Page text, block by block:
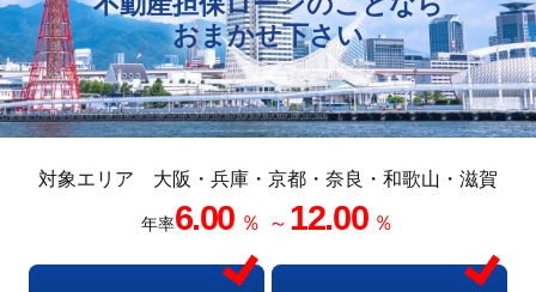
お電話でのお問い合わせはこちら
0120-131215
おまかせ下さい
対象エリア 大阪・兵庫・京都・奈良・和歌山・滋賀
年率6.00 ％ ～ 12.00 ％